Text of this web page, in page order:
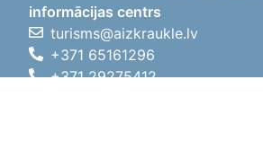
informācijas centrs
turisms@aizkraukle.lv
+371 65161296
+371 29275412